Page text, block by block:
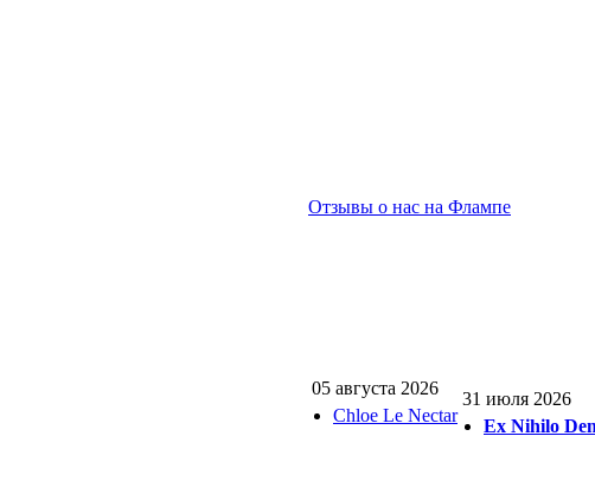
Отзывы о нас на Флампе
05 августа 2026
Chloe Le Nectar
31 июля 2026
Ex Nihilo